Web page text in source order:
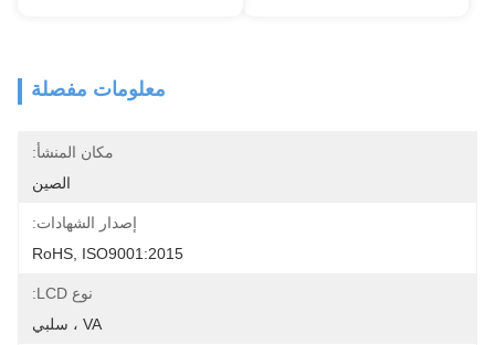
معلومات مفصلة
مكان المنشأ:
الصين
إصدار الشهادات:
RoHS, ISO9001:2015
نوع LCD:
VA ، سلبي